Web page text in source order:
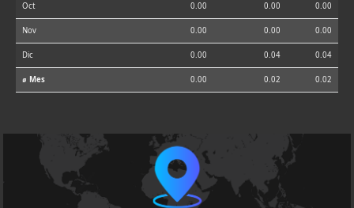
Oct 0.00 0.00 0.00
Nov 0.00 0.00 0.00
Dic 0.00 0.04 0.04
⌀ Mes 0.00 0.02 0.02